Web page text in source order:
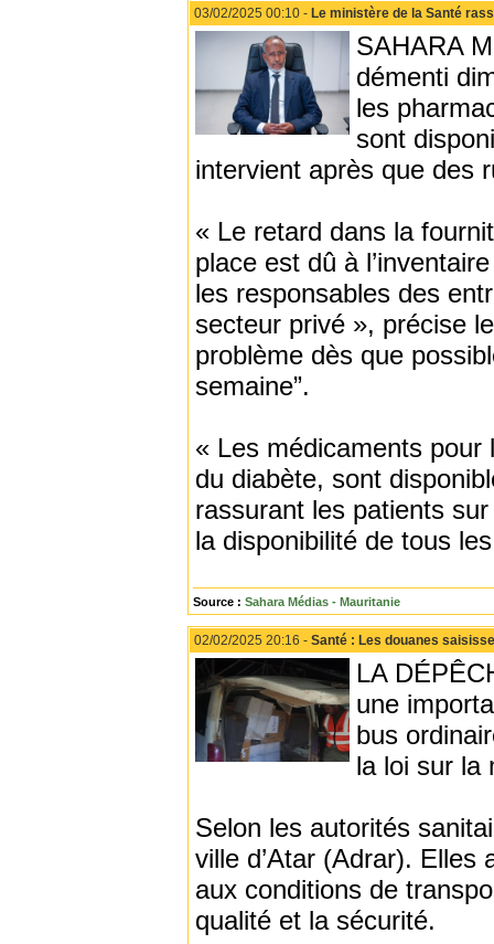
03/02/2025 00:10 - Le ministère de la Santé
SAHARA
démenti
les
sont
intervient après que des
« Le retard dans la
place est dû à
les responsables des
secteur privé », précise
problème dès que
semaine”.
« Les médicaments
du diabète, sont
rassurant les patients
la disponibilité de tous
Source : Sahara Médias - Mauritanie
02/02/2025 20:16 - Santé : Les douanes
LA
une
bus
la loi sur la
Selon les autorités
ville d’Atar (Adrar). Elles
aux conditions de
qualité et la sécurité.